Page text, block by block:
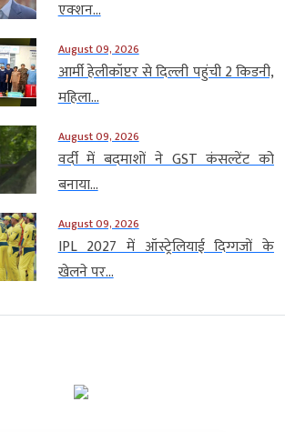
एक्शन...
August 09, 2026
आर्मी हेलीकॉप्टर से दिल्ली पहुंची 2 किडनी,
महिला...
August 09, 2026
वर्दी में बदमाशों ने GST कंसल्टेंट को
बनाया...
August 09, 2026
IPL 2027 में ऑस्ट्रेलियाई दिग्गजों के
खेलने पर...